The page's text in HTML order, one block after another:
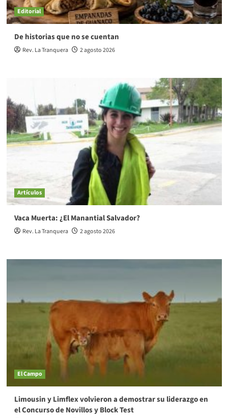
Editorial
De historias que no se cuentan
Rev. La Tranquera 2 agosto 2026
Artículos
Vaca Muerta: ¿El Manantial Salvador?
Rev. La Tranquera 2 agosto 2026
El Campo
Limousin y Limflex volvieron a demostrar su liderazgo en
el Concurso de Novillos y Block Test